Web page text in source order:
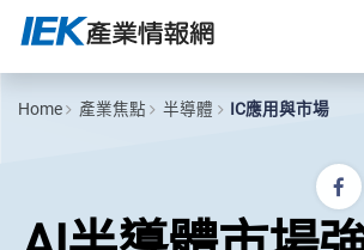
Home 產業焦點 半導體 IC應用與市場